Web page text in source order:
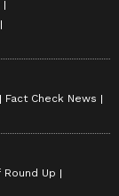
Fact Check News
Round Up